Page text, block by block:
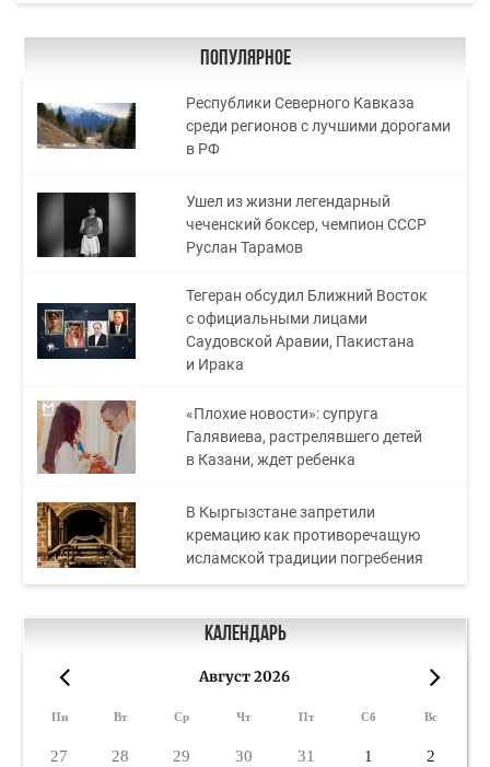
Популярное
Республики Северного Кавказа
среди регионов с лучшими дорогами
в РФ
Ушел из жизни легендарный
чеченский боксер, чемпион СССР
Руслан Тарамов
Тегеран обсудил Ближний Восток
с официальными лицами
Саудовской Аравии, Пакистана
и Ирака
«Плохие новости»: супруга
Галявиева, растрелявшего детей
в Казани, ждет ребенка
В Кыргызстане запретили
кремацию как противоречащую
исламской традиции погребения
Календарь
Август 2026
Пн Вт Ср Чт Пт Сб Вс
27 28 29 30 31 1 2